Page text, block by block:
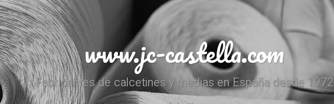
www.jc-castella.com
Fabricantes de calcetines y medias en España desde 1972